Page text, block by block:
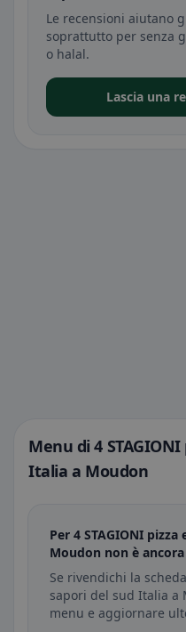
Le recensioni aiutano
soprattutto per senza
o halal.
Lascia una
Menu di 4
Italia a Moudon
Per 4 STAGIONI
Moudon non è
Se rivendichi la
sapori del sud Italia a
menu e aggiornare